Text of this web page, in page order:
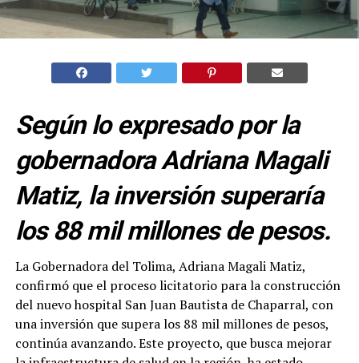
Según lo expresado por la
gobernadora Adriana Magali
Matiz, la inversión superaría
los 88 mil millones de pesos.
La Gobernadora del Tolima, Adriana Magali Matiz,
confirmó que el proceso licitatorio para la construcción
del nuevo hospital San Juan Bautista de Chaparral, con
una inversión que supera los 88 mil millones de pesos,
continúa avanzando. Este proyecto, que busca mejorar